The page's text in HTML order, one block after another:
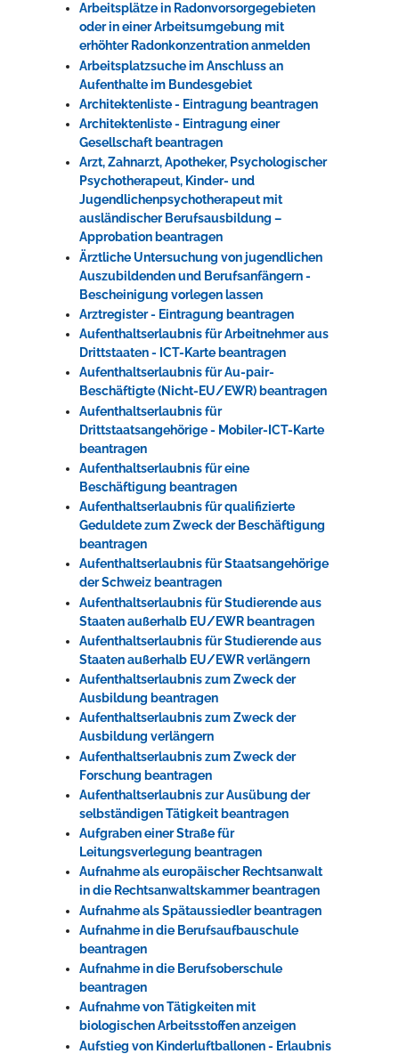
Arbeitsplätze in Radonvorsorgegebieten
oder in einer Arbeitsumgebung mit
erhöhter Radonkonzentration anmelden
Arbeitsplatzsuche im Anschluss an
Aufenthalte im Bundesgebiet
Architektenliste - Eintragung beantragen
Architektenliste - Eintragung einer
Gesellschaft beantragen
Arzt, Zahnarzt, Apotheker, Psychologischer
Psychotherapeut, Kinder- und
Jugendlichenpsychotherapeut mit
ausländischer Berufsausbildung –
Approbation beantragen
Ärztliche Untersuchung von jugendlichen
Auszubildenden und Berufsanfängern -
Bescheinigung vorlegen lassen
Arztregister - Eintragung beantragen
Aufenthaltserlaubnis für Arbeitnehmer aus
Drittstaaten - ICT-Karte beantragen
Aufenthaltserlaubnis für Au-pair-
Beschäftigte (Nicht-EU/EWR) beantragen
Aufenthaltserlaubnis für
Drittstaatsangehörige - Mobiler-ICT-Karte
beantragen
Aufenthaltserlaubnis für eine
Beschäftigung beantragen
Aufenthaltserlaubnis für qualifizierte
Geduldete zum Zweck der Beschäftigung
beantragen
Aufenthaltserlaubnis für Staatsangehörige
der Schweiz beantragen
Aufenthaltserlaubnis für Studierende aus
Staaten außerhalb EU/EWR beantragen
Aufenthaltserlaubnis für Studierende aus
Staaten außerhalb EU/EWR verlängern
Aufenthaltserlaubnis zum Zweck der
Ausbildung beantragen
Aufenthaltserlaubnis zum Zweck der
Ausbildung verlängern
Aufenthaltserlaubnis zum Zweck der
Forschung beantragen
Aufenthaltserlaubnis zur Ausübung der
selbständigen Tätigkeit beantragen
Aufgraben einer Straße für
Leitungsverlegung beantragen
Aufnahme als europäischer Rechtsanwalt
in die Rechtsanwaltskammer beantragen
Aufnahme als Spätaussiedler beantragen
Aufnahme in die Berufsaufbauschule
beantragen
Aufnahme in die Berufsoberschule
beantragen
Aufnahme von Tätigkeiten mit
biologischen Arbeitsstoffen anzeigen
Aufstieg von Kinderluftballonen - Erlaubnis